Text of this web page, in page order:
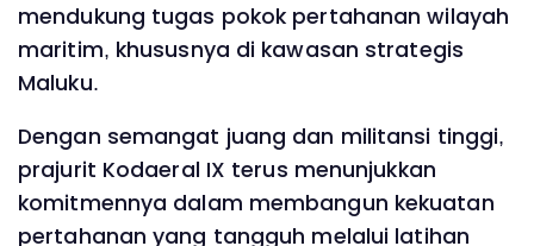
mendukung tugas pokok pertahanan wilayah
maritim, khususnya di kawasan strategis
Maluku.
Dengan semangat juang dan militansi tinggi,
prajurit Kodaeral IX terus menunjukkan
komitmennya dalam membangun kekuatan
pertahanan yang tangguh melalui latihan